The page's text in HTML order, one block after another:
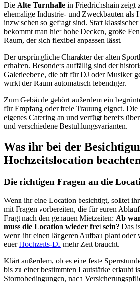
Die Alte Turnhalle in Friedrichshain zeigt
ehemalige Industrie- und Zweckbauten als
inzwischen so gefragt sind. Statt
bekommt man hier hohe Decken, große
Raum, der sich flexibel anpassen lässt.
Der ursprüngliche Charakter der alten
erhalten. Besonders auffällig sind der
Galerieebene, die oft für DJ oder Musiker
wirkt der Raum automatisch lebendiger.
Zum Gebäude gehört außerdem ein
für Empfang oder freie Trauung eignet.
eigenes Catering an und verfügt bereits
und verschiedene Bestuhlungsvarianten.
Was ihr bei der
Hochzeitslocation
Die richtigen Fragen an die
Wenn ihr eine Location besichtigt, solltet
mit Fragen vorbereiten, die für euren
Fragt nach den genauen Mietzeiten: Ab
muss die Location wieder frei sein? Das
wenn ihr einen längeren Aufbau plant oder
euerHochzeits-DJ mehr Zeit braucht.
Klärt außerdem, ob es eine feste
bis zu einer bestimmten Lautstärke erlaubt
Stornobedingungen, nach